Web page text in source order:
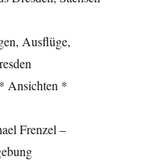
Ausflüge,
Ansichten *
Frenzel –